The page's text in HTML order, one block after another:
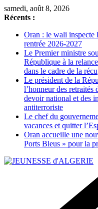
Passer
au
samedi, août 8, 2026
Récents :
Oran : le wali inspecte
rentrée 2026-2027
Le Premier ministre
République à la
dans le cadre de la
Le président de la
l’honneur des retraités
devoir national et des
antiterroriste
Le chef du
vacances et quitter
Oran accueille une
Ports Bleus » pour la